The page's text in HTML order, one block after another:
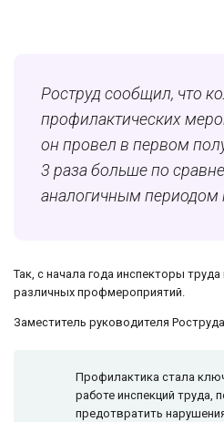
Роструд сообщил, что
профилактических
он провел в первом
3 раза больше по
аналогичным периодом
Так, с начала года инспекторы
различных профмероприятий.
Заместитель руководителя
Профилактика стала
работе инспекций труда,
предотвратить